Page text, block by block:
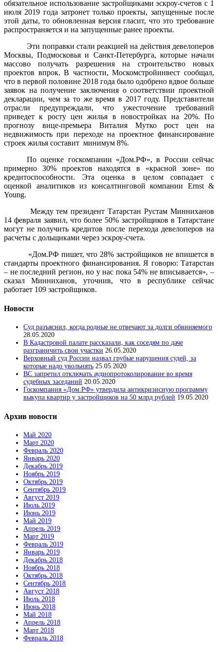
обязательное использование застройщиками эскроу-счетов с 1
июля 2019 года затронет только проекты, запущенные после
этой даты, то обновленная версия гласит, что это требование
распространяется и на запущенные ранее проекты.
Эти поправки стали реакцией на действия девелоперов
Москвы, Подмосковья и Санкт-Петербурга, которые начали
массово получать разрешения на строительство новых
проектов впрок. В частности, Москомстройинвест сообщал,
что в первой половине 2018 года было одобрено вдвое больше
заявок на получение заключения о соответствии проектной
декларации, чем за то же время в 2017 году. Представители
отрасли предупреждали, что ужесточение требований
приведет к росту цен жилья в новостройках на 20%. По
прогнозу вице-премьера Виталия Мутко рост цен на
недвижимость при переходе на проектное финансирование
строек жилья составит минимум 8%.
По оценке госкомпании «Дом.РФ», в России сейчас
примерно 30% проектов находятся в «красной зоне» по
кредитоспособности. Эта оценка в целом совпадает с
оценкой аналитиков из консалтинговой компании Ernst &
Young.
Между тем президент Татарстан Рустам Минниханов
14 февраля заявил, что более 50% застройщиков в Татарстане
могут не получить кредитов после перехода девелоперов на
расчеты с дольщиками через эскроу-счета.
«Дом.РФ пишет, что 28% застройщиков не впишется в
стандарты проектного финансирования. Я говорю: Татарстан
– не последний регион, но у нас пока 54% не вписывается», –
сказал Минниханов, уточнив, что в республике сейчас
работает 109 застройщиков.
Новости
Суд разъяснил, когда родные не отвечают за долги обвиняемого
28.05.2020
В Кадастровой палате рассказали, как соседям по даче
разграничить свои участки 26.05.2020
Верховный суд России назвал грубые нарушения судей, за
которые надо увольнять 25.05.2020
ВС запретил отключать аудиопротоколирование во время
судебных заседаний 20.05.2020
Госкомпания «Дом.РФ» утвердила антикризисную программу
выкупа квартир у застройщиков на 50 млрд рублей 19.05.2020
Архив новости
Май 2020
Март 2020
Февраль 2020
Январь 2020
Декабрь 2019
Ноябрь 2019
Октябрь 2019
Сентябрь 2019
Август 2019
Июль 2019
Июнь 2019
Май 2019
Апрель 2019
Март 2019
Февраль 2019
Январь 2019
Декабрь 2018
Ноябрь 2018
Октябрь 2018
Сентябрь 2018
Август 2018
Июль 2018
Июнь 2018
Май 2018
Апрель 2018
Март 2018
Февраль 2018